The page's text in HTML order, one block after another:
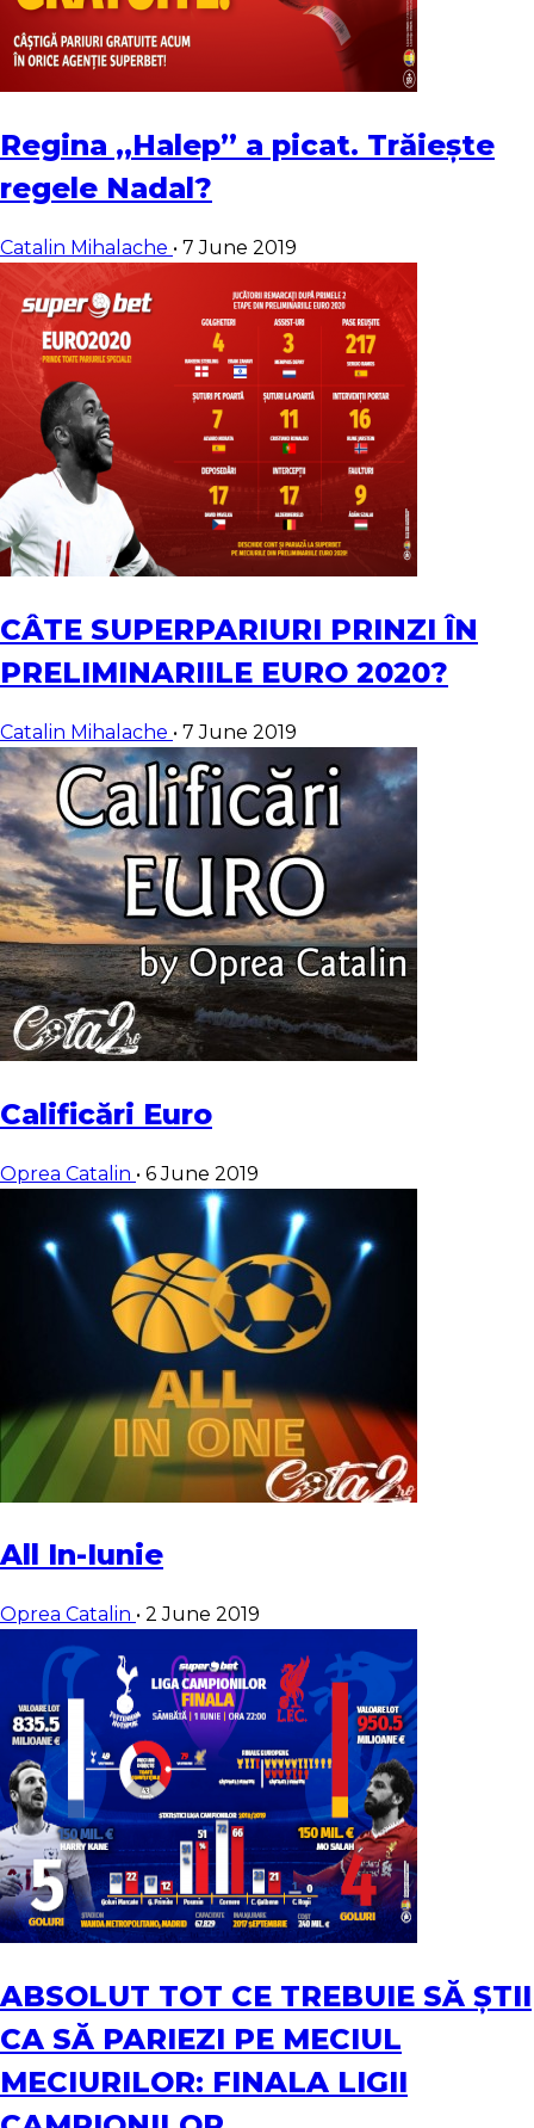
Regina „Halep” a picat. Trăiește
regele Nadal?
Catalin Mihalache • 7 June 2019
CÂTE SUPERPARIURI PRINZI ÎN
PRELIMINARIILE EURO 2020?
Catalin Mihalache • 7 June 2019
Calificări Euro
Oprea Catalin • 6 June 2019
All In-Iunie
Oprea Catalin • 2 June 2019
ABSOLUT TOT CE TREBUIE SĂ ȘTII
CA SĂ PARIEZI PE MECIUL
MECIURILOR: FINALA LIGII